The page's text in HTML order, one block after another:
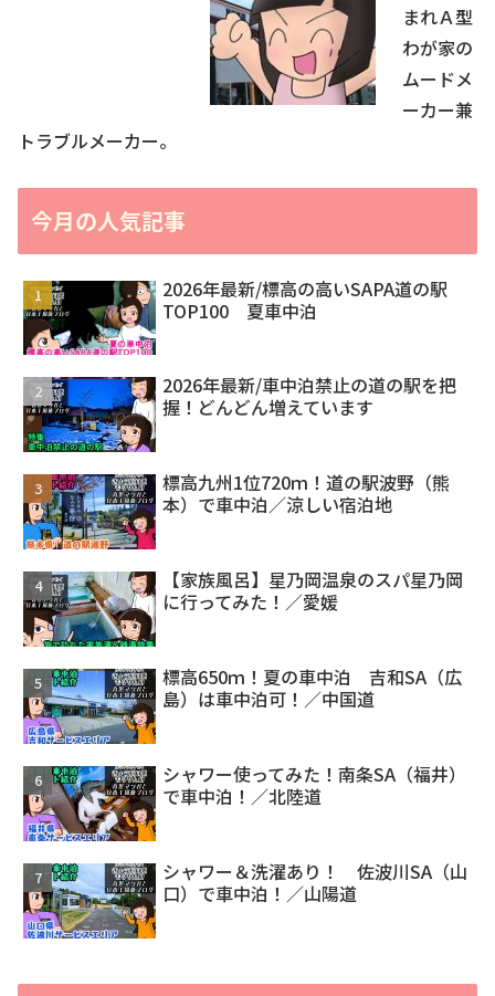
まれＡ型
わが家の
ムードメ
ーカー兼
トラブルメーカー。
今月の人気記事
2026年最新/標高の高いSAPA道の駅
TOP100 夏車中泊
2026年最新/車中泊禁止の道の駅を把
握！どんどん増えています
標高九州1位720ｍ！道の駅波野（熊
本）で車中泊／涼しい宿泊地
【家族風呂】星乃岡温泉のスパ星乃岡
に行ってみた！／愛媛
標高650ｍ！夏の車中泊 吉和SA（広
島）は車中泊可！／中国道
シャワー使ってみた！南条SA（福井）
で車中泊！／北陸道
シャワー＆洗濯あり！ 佐波川SA（山
口）で車中泊！／山陽道